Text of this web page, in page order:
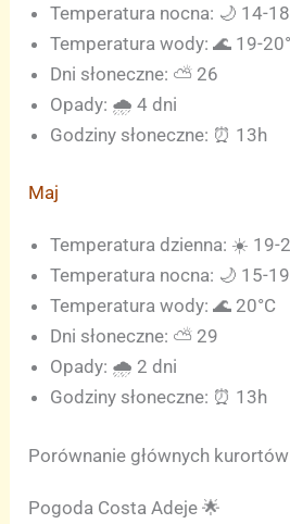
Temperatura nocna: 🌙 14-
Temperatura wody: 🌊 19-
Dni słoneczne: ⛅ 26
Opady: 🌧️ 4 dni
Godziny słoneczne: ⏰ 13h
Maj
Temperatura dzienna: ☀️ 19-
Temperatura nocna: 🌙 15-
Temperatura wody: 🌊 20°C
Dni słoneczne: ⛅ 29
Opady: 🌧️ 2 dni
Godziny słoneczne: ⏰ 13h
Porównanie głównych
Pogoda Costa Adeje 🌟